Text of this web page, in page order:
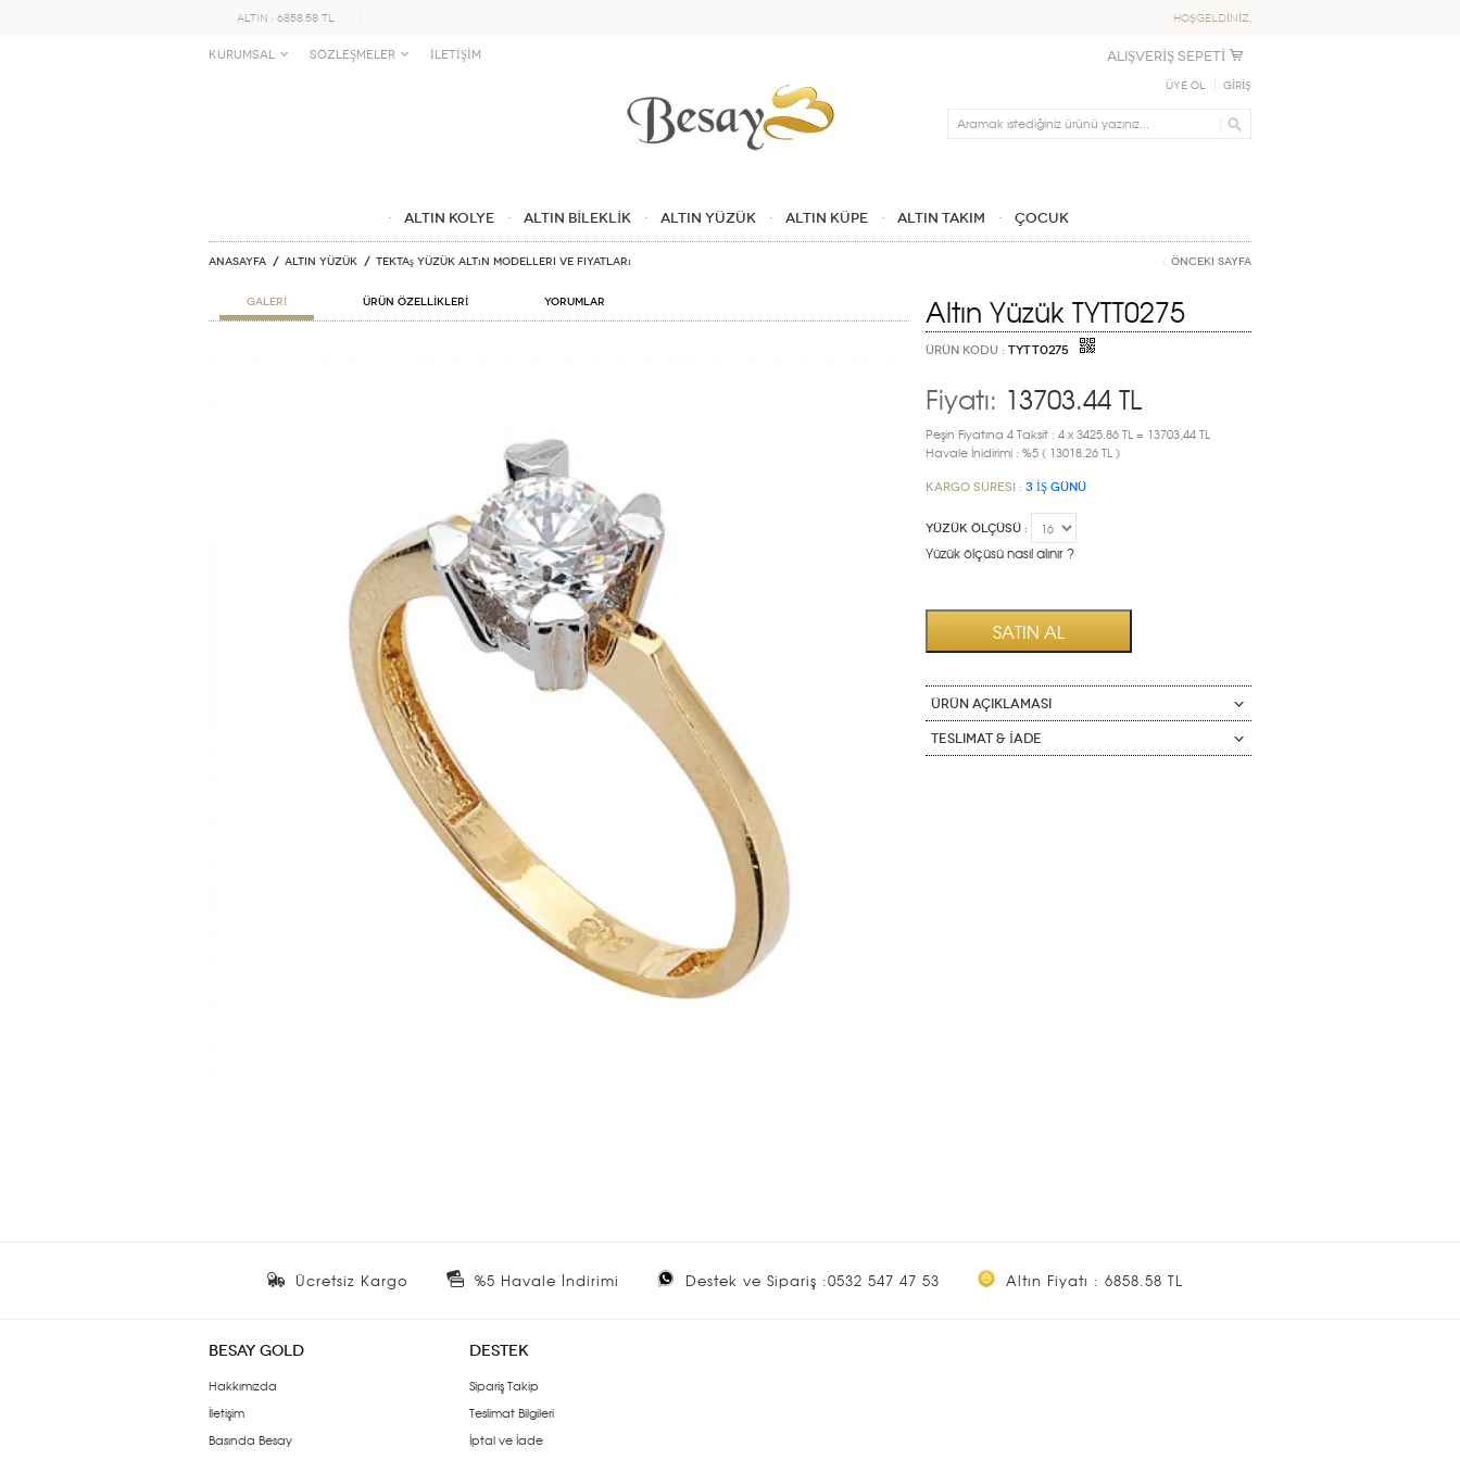
ALTIN : 6858.58 TL HOŞGELDİNİZ,
KURUMSAL SÖZLEŞMELER İLETİŞİM ALIŞVERİŞ SEPETİ
Üye Ol GİRİŞ
Ara
ALTIN KOLYE ALTIN BİLEKLİK ALTIN YÜZÜK ALTIN KÜPE ALTIN TAKIM ÇOCUK
Anasayfa ALTIN YÜZÜK Tektaş Yüzük Altın Modelleri ve Fiyatları Önceki Sayfa
GALERİ ÜRÜN ÖZELLİKLERİ Yorumlar Altın Yüzük TYTT0275
ÜRÜN KODU : TYTT0275
Fiyatı: 13703.44 TL
Peşin Fiyatına 4 Taksit : 4 x 3425.86 TL = 13703,44 TL
Havale İnidirimi : %5 ( 13018.26 TL )
Kargo Süresi : 3 İŞ GÜNÜ
YÜZÜK ÖLÇÜSÜ :
Yüzük ölçüsü nasıl alınır ?
ÜRÜN AÇIKLAMASI
Teslimat & İade
Ücretsiz Kargo %5 Havale İndirimi Destek ve Sipariş :0532 547 47 53 Altın Fiyatı : 6858.58 TL
BESAY GOLD
Hakkımızda
İletişim
Basında Besay
DESTEK
Sipariş Takip
Teslimat Bilgileri
İptal ve İade